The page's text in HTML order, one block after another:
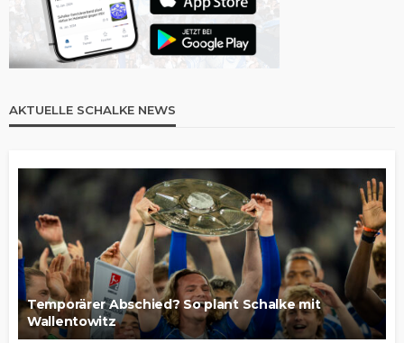
AKTUELLE SCHALKE NEWS
Temporärer Abschied? So plant Schalke mit
Wallentowitz